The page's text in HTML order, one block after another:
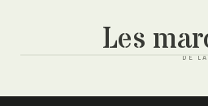
Les